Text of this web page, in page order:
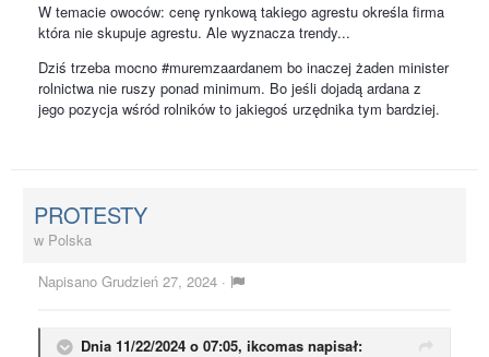
W temacie owoców: cenę rynkową takiego agrestu określa firma
która nie skupuje agrestu. Ale wyznacza trendy...
Dziś trzeba mocno #muremzaardanem bo inaczej żaden minister
rolnictwa nie ruszy ponad minimum. Bo jeśli dojadą ardana z
jego pozycja wśród rolników to jakiegoś urzędnika tym bardziej.
PROTESTY
w Polska
Napisano Grudzień 27, 2024 ·
Dnia 11/22/2024 o 07:05, ikcomas napisał: